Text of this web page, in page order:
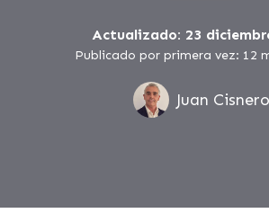
Actualizado: 23
Publicado por primera vez: 12
Juan